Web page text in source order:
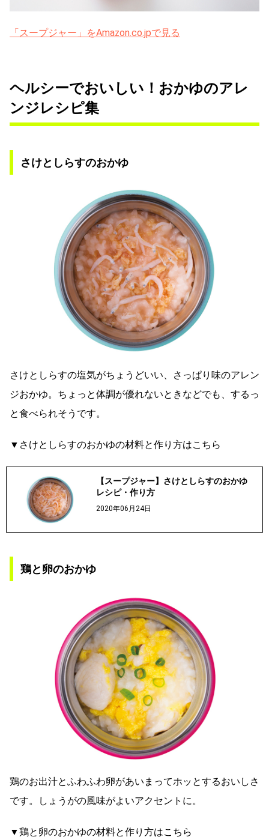
「スープジャー」をAmazon.co.jpで見る
ヘルシーでおいしい！おかゆのアレ
ンジレシピ集
さけとしらすのおかゆ
さけとしらすの塩気がちょうどいい、さっぱり味のアレン
ジおかゆ。ちょっと体調が優れないときなどでも、するっ
と食べられそうです。
▼さけとしらすのおかゆの材料と作り方はこちら
【スープジャー】さけとしらすのおかゆ
レシピ・作り方
2020年06月24日
鶏と卵のおかゆ
鶏のお出汁とふわふわ卵があいまってホッとするおいしさ
です。しょうがの風味がよいアクセントに。
▼鶏と卵のおかゆの材料と作り方はこちら